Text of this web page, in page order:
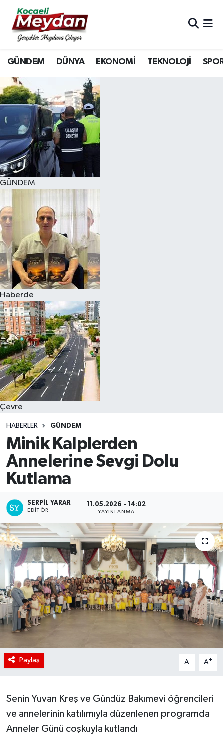
GÜNDEM DÜNYA EKONOMİ TEKNOLOJİ
GÜNDEM
Haberde
Çevre
HABERLER GÜNDEM
Minik Kalplerden
Annelerine Sevgi Dolu
Kutlama
SERPİL YARAR
EDITÖR
11.05.2026 - 14:02
YAYINLANMA
Paylaş A- A+
Senin Yuvan Kreş ve Gündüz Bakımevi öğrencileri
ve annelerinin katılımıyla düzenlenen programda
Anneler Günü coşkuyla kutlandı
Nöbetçi Eczaneler
Hava Durumu
Trafik Durumu
Süper Lig Puan Durumu ve Fikstür
Tüm Manşetler
Son Dakika Haberleri
Haber Arşivi